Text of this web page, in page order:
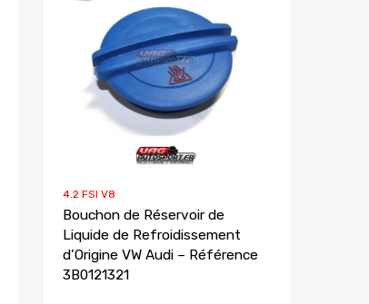
4.2 FSI V8
Bouchon de Réservoir de
Liquide de Refroidissement
d’Origine VW Audi – Référence
3B0121321